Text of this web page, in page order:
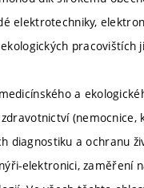
elektrotechniky,
a
(nemocnice,
diagnostiku a ochranu
elektronici, zaměření